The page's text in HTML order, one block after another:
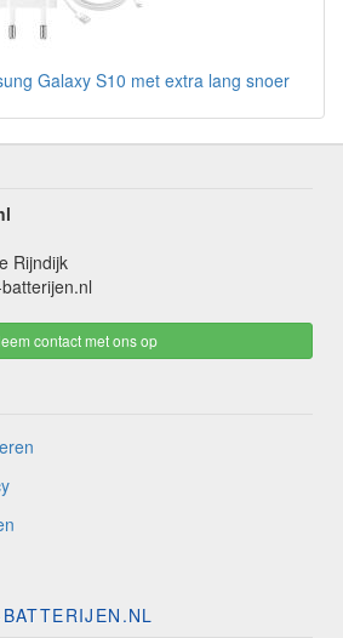
Galaxy S10 met extra lang snoer
Rijndijk
contact met ons op